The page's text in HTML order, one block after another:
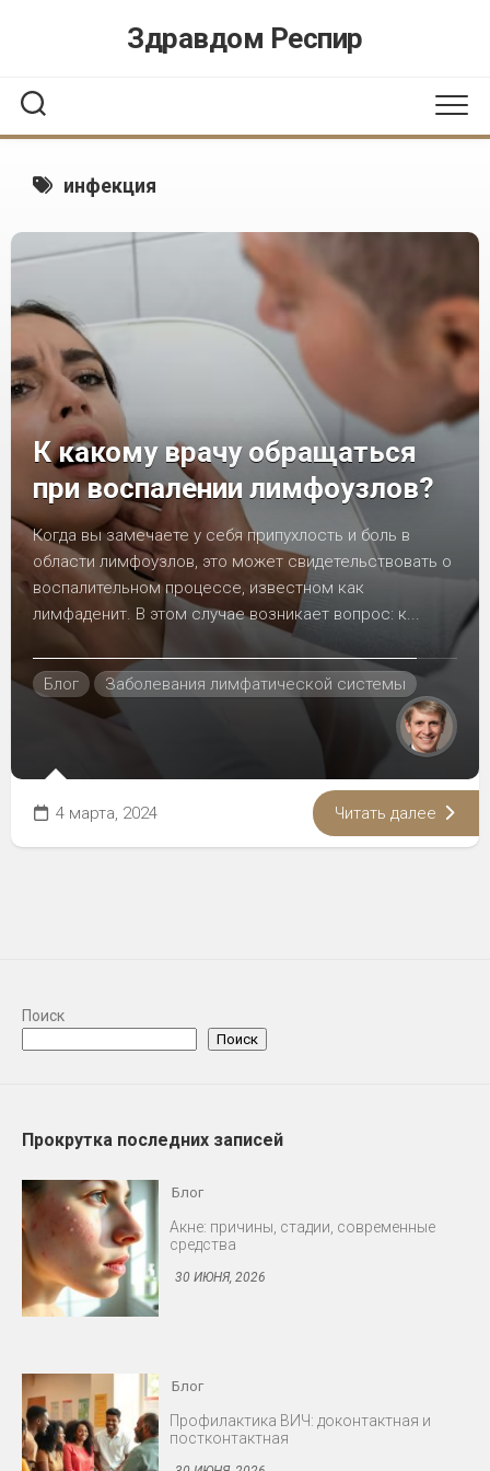
Здравдом Респир
инфекция
К какому врачу обращаться
при воспалении лимфоузлов?
Когда вы замечаете у себя припухлость и боль в
области лимфоузлов, это может свидетельствовать о
воспалительном процессе, известном как
лимфаденит. В этом случае возникает вопрос: к...
Блог Заболевания лимфатической системы
4 марта, 2024 Читать далее
Поиск
Поиск
Прокрутка последних записей
Блог
Акне: причины, стадии, современные
средства
30 ИЮНЯ, 2026
Блог
Профилактика ВИЧ: доконтактная и
постконтактная